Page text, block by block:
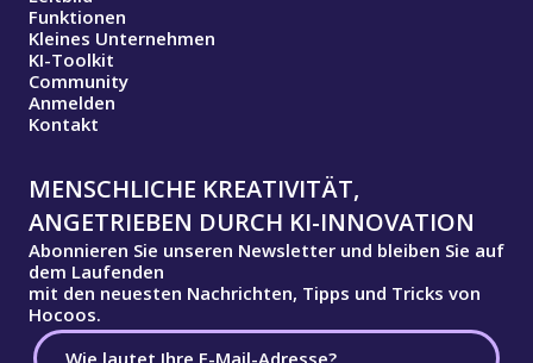
Funktionen
Kleines Unternehmen
KI-Toolkit
Community
Anmelden
Kontakt
MENSCHLICHE KREATIVITÄT,
ANGETRIEBEN DURCH KI-INNOVATION
Abonnieren Sie unseren Newsletter und bleiben Sie auf
dem Laufenden
mit den neuesten Nachrichten, Tipps und Tricks von
Hocoos.